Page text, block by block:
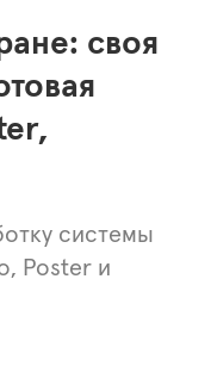
своя
системы
Poster и